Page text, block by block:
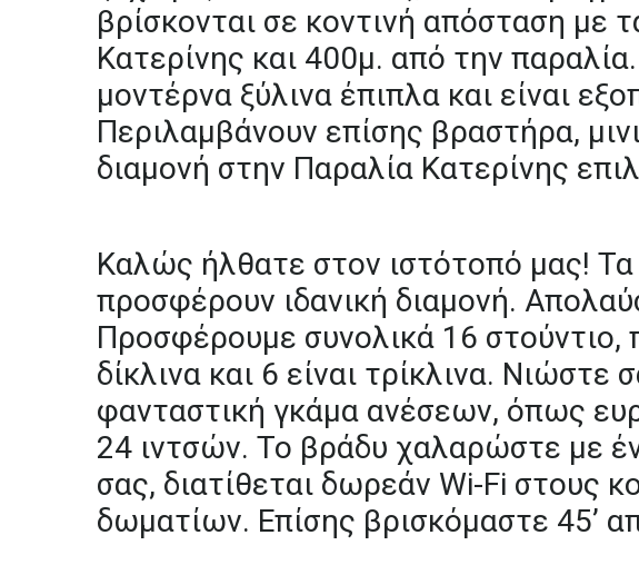
βρίσκονται σε κοντινή απόσταση με
Κατερίνης και 400μ. από την παραλία.
μοντέρνα ξύλινα έπιπλα και είναι
Περιλαμβάνουν επίσης βραστήρα,
διαμονή στην Παραλία Κατερίνης
Καλώς ήλθατε στον ιστότοπό μας! Τα
προσφέρουν ιδανική διαμονή.
Προσφέρουμε συνολικά 16 στούντιο,
δίκλινα και 6 είναι τρίκλινα. Νιώστε
φανταστική γκάμα ανέσεων, όπως
24 ιντσών. Το βράδυ χαλαρώστε με
σας, διατίθεται δωρεάν Wi-Fi στους
δωματίων. Επίσης βρισκόμαστε 45’